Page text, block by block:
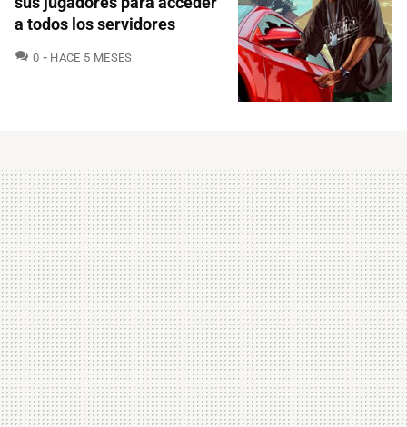
a todos los servidores
0 COMENTARIOS
HACE 5 MESES